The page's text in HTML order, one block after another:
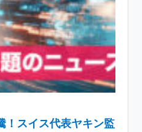
！スイス代表ヤキン監